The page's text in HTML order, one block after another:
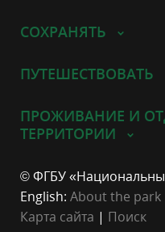
СОХРАНЯТЬ
ПУТЕШЕСТВОВАТЬ
ПРОЖИВАНИЕ И
ТЕРРИТОРИИ
© ФГБУ
English: About the park
Карта сайта | Поиск